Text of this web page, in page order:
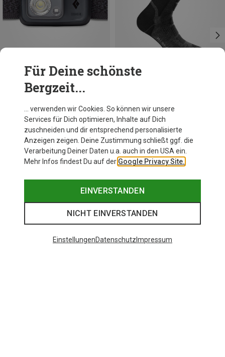
Du sparst 27%
Für Deine schönste
Bergzeit...
… verwenden wir Cookies. So können wir unsere
Services für Dich optimieren, Inhalte auf Dich
zuschneiden und dir entsprechend personalisierte
Anzeigen zeigen. Deine Zustimmung schließt ggf. die
Verarbeitung Deiner Daten u.a. auch in den USA ein.
Mehr Infos findest Du auf der Google Privacy Site.
EINVERSTANDEN
NICHT EINVERSTANDEN
EinstellungenDatenschutz Impressum